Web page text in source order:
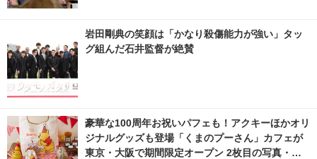
岩田剛典の笑顔は「かなり殺傷能力が強い」タッ
グ組んだ石井監督が絶賛
豪華な100周年お祝いパフェも！アクキーほかオリ
ジナルグッズも登場「くまのプーさん」カフェが
東京・大阪で期間限定オープン 2枚目の写真・画